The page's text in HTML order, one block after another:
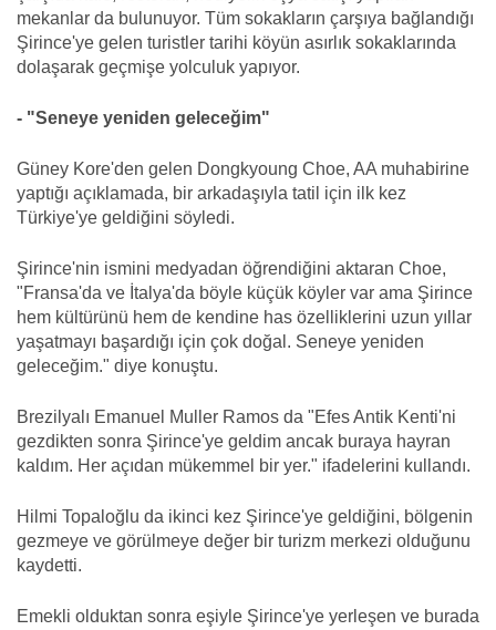
mekanlar da bulunuyor. Tüm sokakların çarşıya bağlandığı
Şirince'ye gelen turistler tarihi köyün asırlık sokaklarında
dolaşarak geçmişe yolculuk yapıyor.
- "Seneye yeniden geleceğim"
Güney Kore'den gelen Dongkyoung Choe, AA muhabirine
yaptığı açıklamada, bir arkadaşıyla tatil için ilk kez
Türkiye'ye geldiğini söyledi.
Şirince'nin ismini medyadan öğrendiğini aktaran Choe,
"Fransa'da ve İtalya'da böyle küçük köyler var ama Şirince
hem kültürünü hem de kendine has özelliklerini uzun yıllar
yaşatmayı başardığı için çok doğal. Seneye yeniden
geleceğim." diye konuştu.
Brezilyalı Emanuel Muller Ramos da "Efes Antik Kenti'ni
gezdikten sonra Şirince'ye geldim ancak buraya hayran
kaldım. Her açıdan mükemmel bir yer." ifadelerini kullandı.
Hilmi Topaloğlu da ikinci kez Şirince'ye geldiğini, bölgenin
gezmeye ve görülmeye değer bir turizm merkezi olduğunu
kaydetti.
Emekli olduktan sonra eşiyle Şirince'ye yerleşen ve burada